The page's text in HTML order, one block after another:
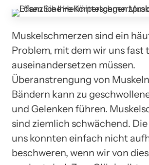
Muskelschmerzen sind ein
Problem, mit dem wir uns fast
auseinandersetzen müssen.
Überanstrengung von
Bändern kann zu
und Gelenken führen.
sind ziemlich schwächend.
uns konnten einfach nicht
beschweren, wenn wir von